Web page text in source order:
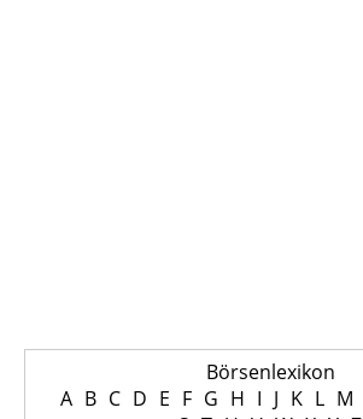
Börsenlexikon
A B C D E F G H I J K L M